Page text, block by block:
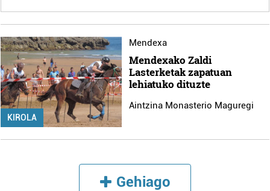
KIROLA
Mendexa
Mendexako Zaldi
Lasterketak zapatuan
lehiatuko dituzte
Aintzina Monasterio Maguregi
Gehiago